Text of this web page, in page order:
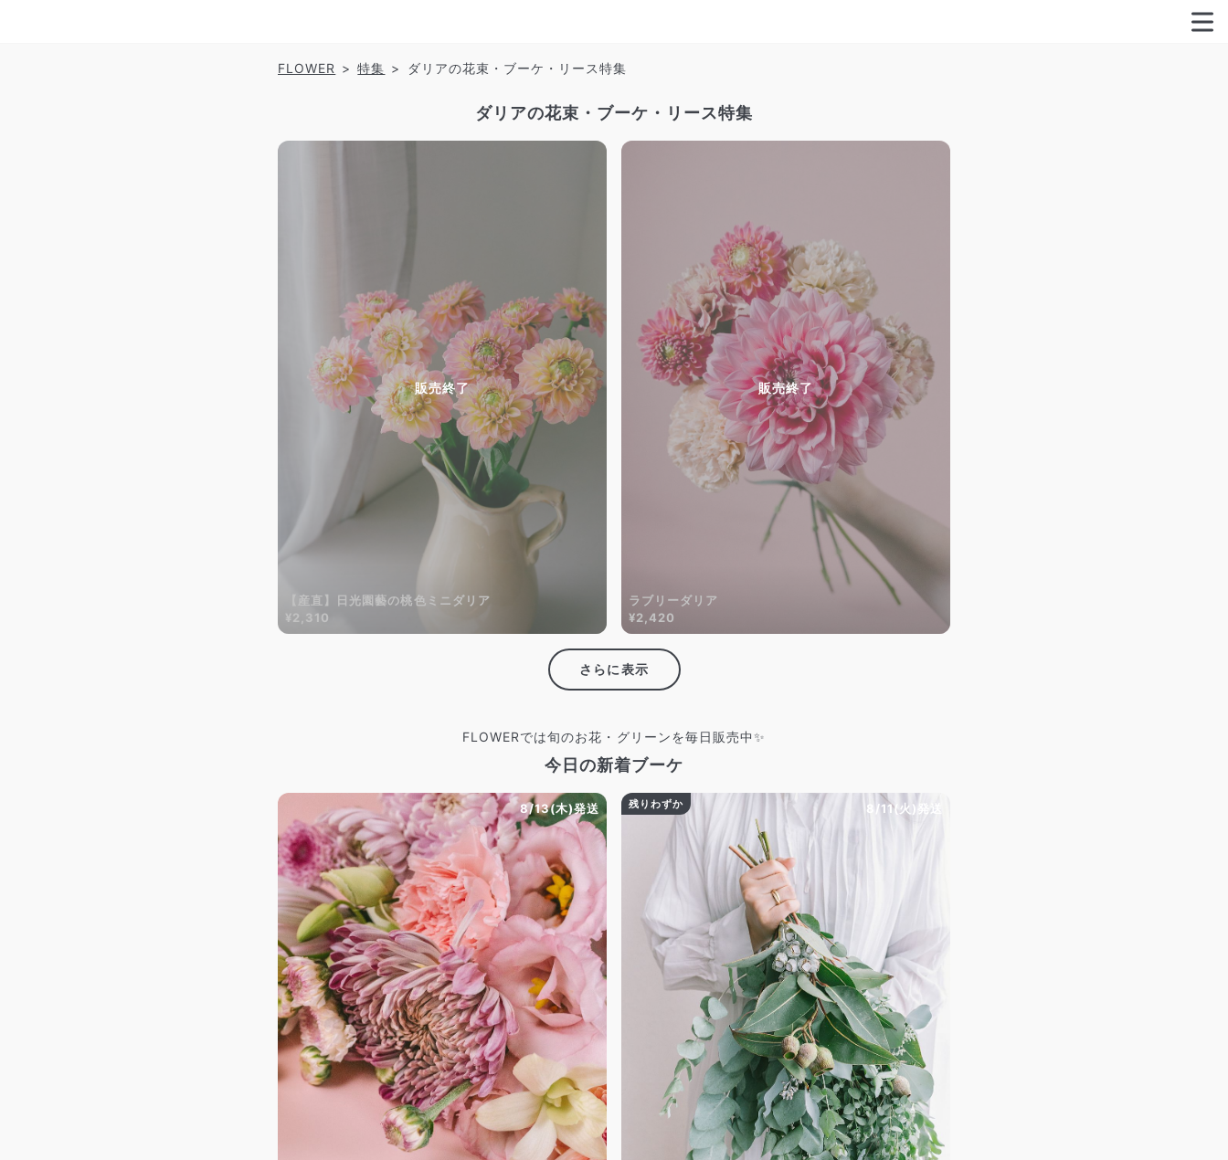
特定商取引法に関する表記
FLOWER 特集 ダリアの花束・ブーケ・リース特集
ダリアの花束・ブーケ・リース特集
【産直】日光園藝の桃色ミニダリア
¥2,310
販売終了
ラブリーダリア
¥2,420
販売終了
さらに表示
FLOWERでは旬のお花・グリーンを毎日販売中✨
今日の新着ブーケ
8/13(木)発送 8/11(火)発送
残りわずか